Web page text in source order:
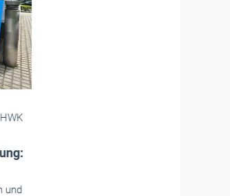
in Deutschland -
HWK fordert
der